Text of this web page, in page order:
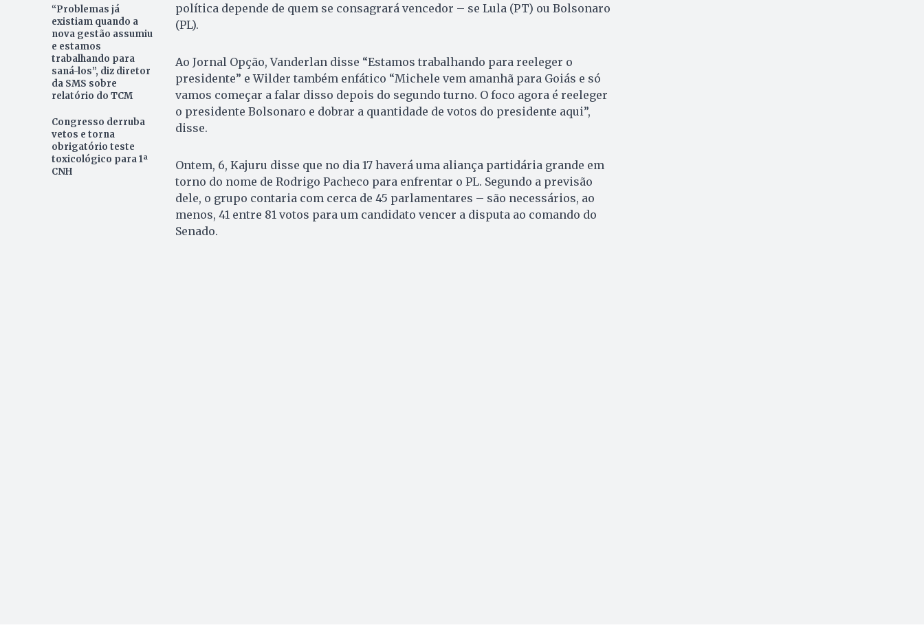
“Problemas já
existiam quando a
nova gestão assumiu
e estamos
trabalhando para
saná-los”, diz diretor
da SMS sobre
relatório do TCM
Congresso derruba
vetos e torna
obrigatório teste
toxicológico para 1ª
CNH
política depende de quem se consagrará vencedor – se Lula (PT) ou Bolsonaro
(PL).
Ao Jornal Opção, Vanderlan disse “Estamos trabalhando para reeleger o
presidente” e Wilder também enfático “Michele vem amanhã para Goiás e só
vamos começar a falar disso depois do segundo turno. O foco agora é reeleger
o presidente Bolsonaro e dobrar a quantidade de votos do presidente aqui”,
disse.
Ontem, 6, Kajuru disse que no dia 17 haverá uma aliança partidária grande em
torno do nome de Rodrigo Pacheco para enfrentar o PL. Segundo a previsão
dele, o grupo contaria com cerca de 45 parlamentares – são necessários, ao
menos, 41 entre 81 votos para um candidato vencer a disputa ao comando do
Senado.